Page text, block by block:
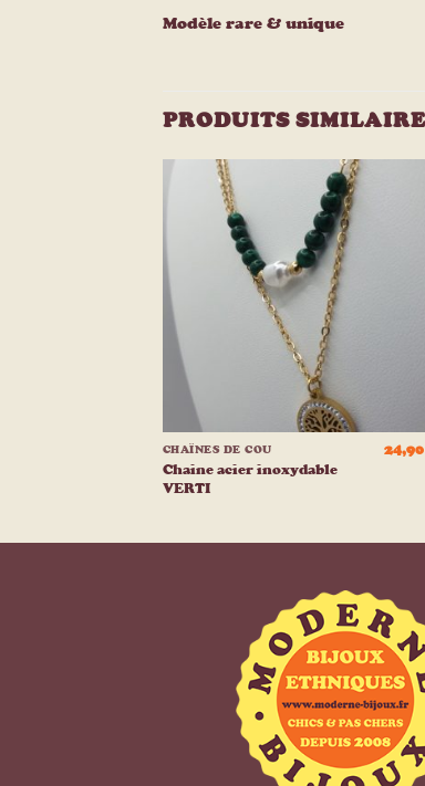
Modèle rare & unique
PRODUITS
CHAÎNES DE COU
Chaine acier inoxydable
VERTI